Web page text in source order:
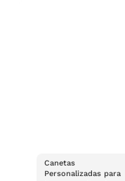
Canetas
Personalizadas para